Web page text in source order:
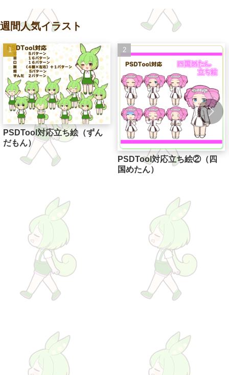
週間人気イラスト
PSDTool対応立ち絵（ずん
だもん）
PSDTool対応立ち絵②（四
国めたん）